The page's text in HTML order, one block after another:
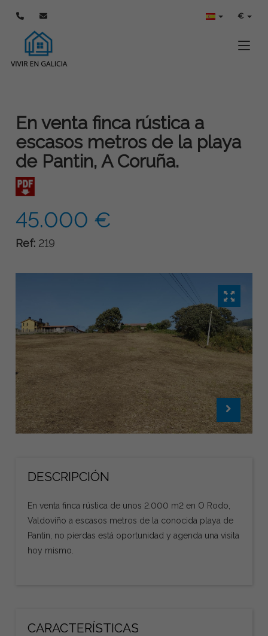
€
En venta finca rústica a
escasos metros de la playa
de Pantin, A Coruña.
45.000 €
Ref: 219
DESCRIPCIÓN
En venta finca rústica de unos 2.000 m2 en O Rodo,
Valdoviño a escasos metros de la conocida playa de
Pantin, no pierdas está oportunidad y agenda una visita
hoy mismo.
CARACTERÍSTICAS